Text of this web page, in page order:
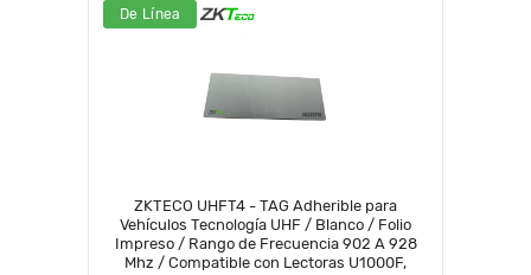
De Línea
ZKTECO UHFT4 - TAG Adherible para
Vehículos Tecnología UHF / Blanco / Folio
Impreso / Rango de Frecuencia 902 A 928
Mhz / Compatible con Lectoras U1000F,